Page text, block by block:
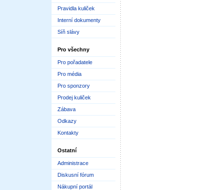
Pravidla kuliček
Interní dokumenty
Síň slávy
Pro všechny
Pro pořadatele
Pro média
Pro sponzory
Prodej kuliček
Zábava
Odkazy
Kontakty
Ostatní
Administrace
Diskusní fórum
Nákupní portál